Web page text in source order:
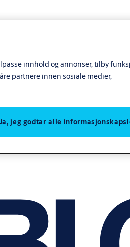
innhold og annonser, tilby
partnere innen sosiale medier,
Ja, jeg godtar alle